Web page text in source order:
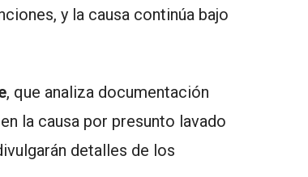
y la causa continúa bajo
, que analiza documentación
la causa por presunto lavado
detalles de los